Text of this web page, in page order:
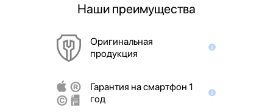
Наши преимущества
Оригинальная
продукция
Гарантия на смартфон 1
год